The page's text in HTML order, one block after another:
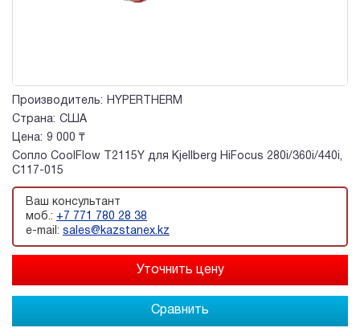
Производитель:
HYPERTHERM
Страна: США
Цена: 9 000 ₸
Сопло CoolFlow T2115Y для Kjellberg HiFocus 280i/360i/440i,
C117-015
Ваш консультант
моб.: +7 771 780 28 38
e-mail: sales@kazstanex.kz
Сравнить